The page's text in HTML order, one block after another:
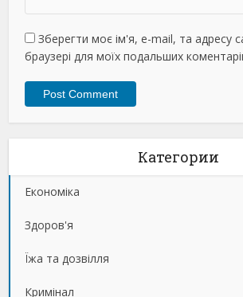
Зберегти моє ім'я, e-mail, та адресу
браузері для моїх подальших
Категории
Економіка
Здоров'я
Їжа та дозвілля
Кримінал